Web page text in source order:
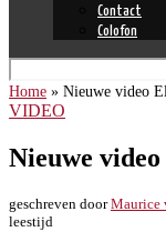
Contact
Colofon
Home » Nieuwe video
VIDEO
Nieuwe
geschreven doorMaurice
leestijd